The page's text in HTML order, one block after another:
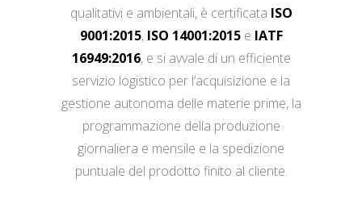
qualitativi e ambientali, è certificata ISO
9001:2015, ISO 14001:2015e IATF
16949:2016, e si avvale di un efficiente
servizio logistico per l’acquisizione e la
gestione autonoma delle materie prime, la
programmazione della produzione
giornaliera e mensile e la spedizione
puntuale del prodotto finito al cliente.